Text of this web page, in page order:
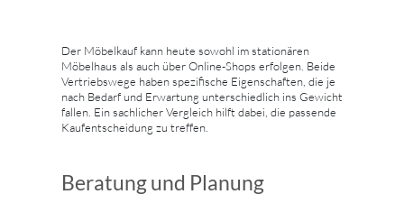
Der Möbelkauf kann heute sowohl im stationären
Möbelhaus als auch über Online-Shops erfolgen. Beide
Vertriebswege haben spezifische Eigenschaften, die je
nach Bedarf und Erwartung unterschiedlich ins Gewicht
fallen. Ein sachlicher Vergleich hilft dabei, die passende
Kaufentscheidung zu treffen.
Beratung und Planung